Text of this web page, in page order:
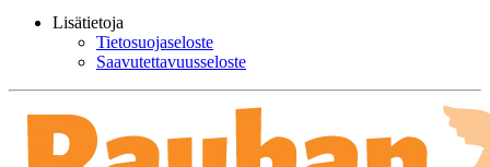
Lisätietoja
Tietosuojaseloste
Saavutettavuusseloste